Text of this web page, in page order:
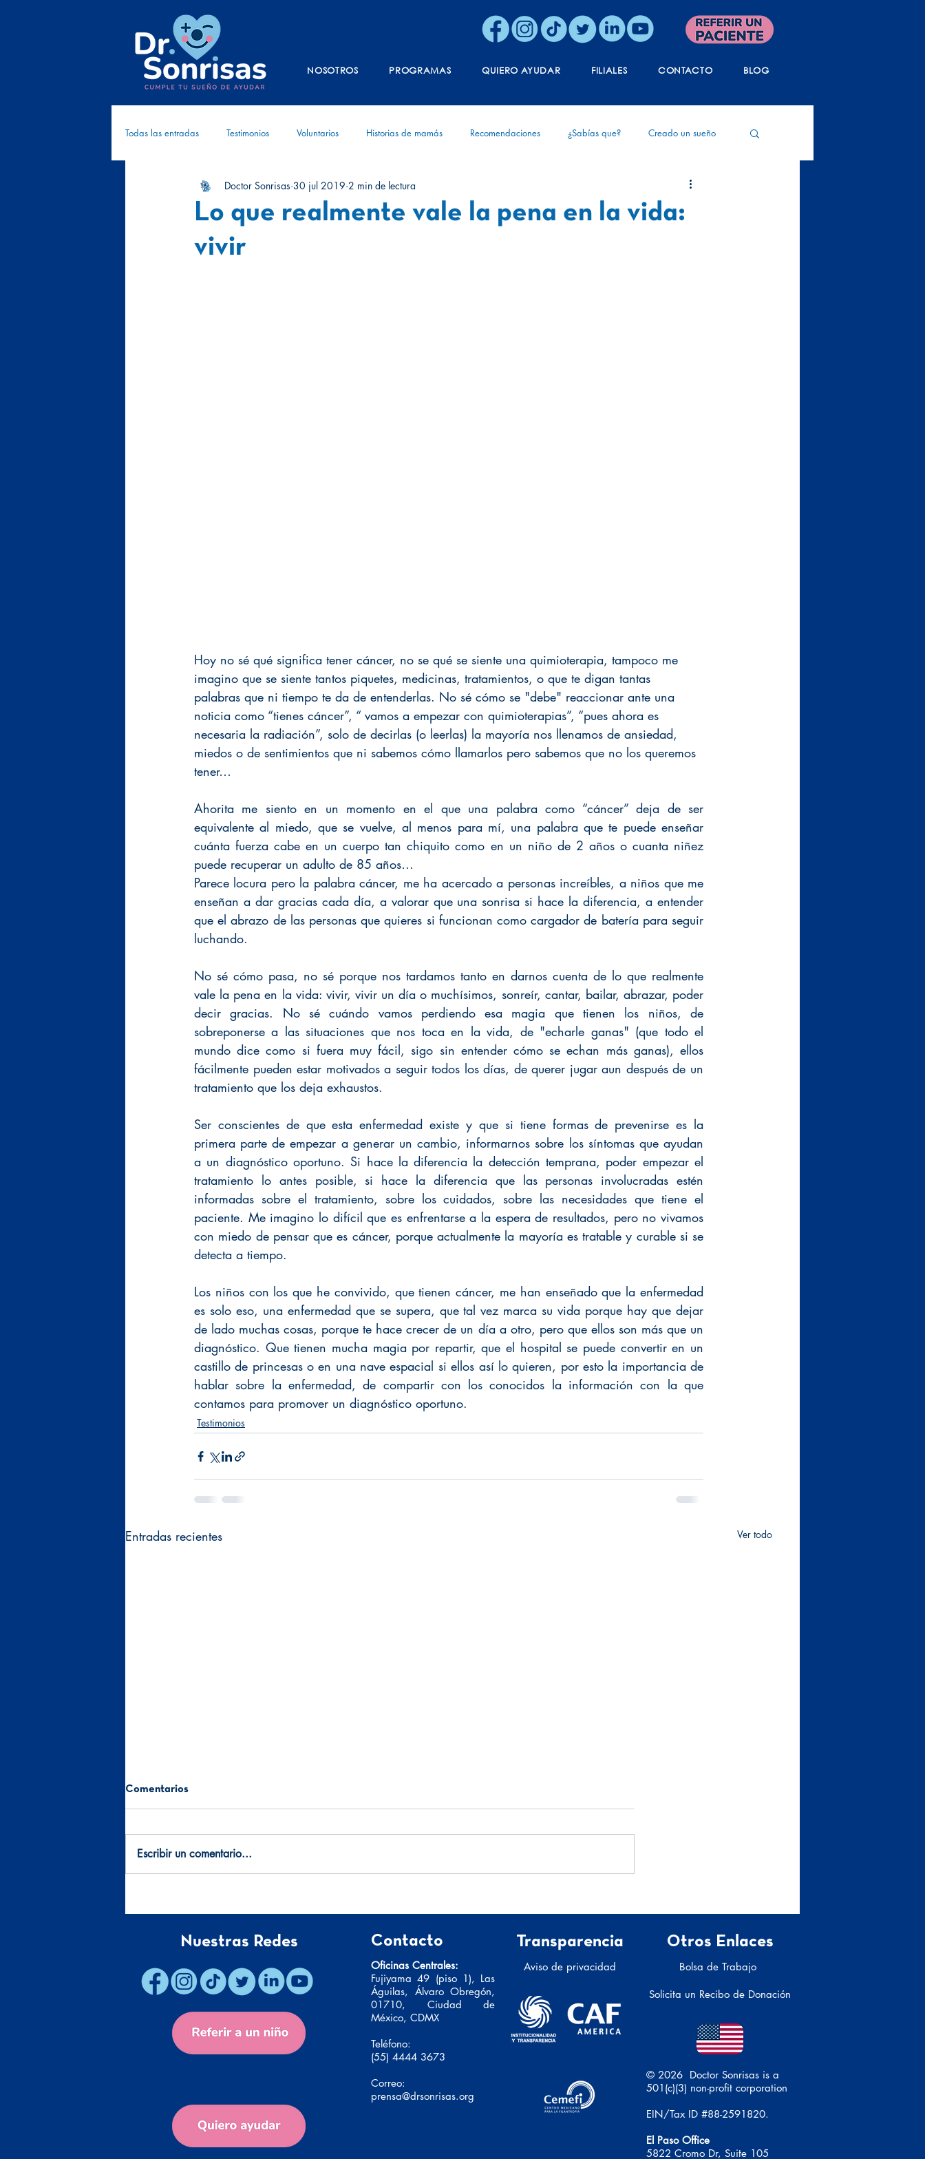
NOSOTROS PROGRAMAS QUIERO AYUDAR FILIALES CONTACTO BLOG
Todas las entradas Testimonios Voluntarios Historias de mamás Recomendaciones ¿Sabías que? Creado un sueño
Investigación Crónica Vida Aniversario Tanatología
Lo que realmente vale la pena en la vida:
vivir
Doctor Sonrisas 30 jul 2019 2 min de lectura
Hoy no sé qué significa tener cáncer, no se qué se siente una quimioterapia, tampoco me
imagino que se siente tantos piquetes, medicinas, tratamientos, o que te digan tantas
palabras que ni tiempo te da de entenderlas. No sé cómo se "debe" reaccionar ante una
noticia como “tienes cáncer”, “ vamos a empezar con quimioterapias”, “pues ahora es
necesaria la radiación”, solo de decirlas (o leerlas) la mayoría nos llenamos de ansiedad,
miedos o de sentimientos que ni sabemos cómo llamarlos pero sabemos que no los queremos
tener…
Ahorita me siento en un momento en el que una palabra como “cáncer” deja de ser
equivalente al miedo, que se vuelve, al menos para mí, una palabra que te puede enseñar
cuánta fuerza cabe en un cuerpo tan chiquito como en un niño de 2 años o cuanta niñez
puede recuperar un adulto de 85 años…
Parece locura pero la palabra cáncer, me ha acercado a personas increíbles, a niños que me
enseñan a dar gracias cada día, a valorar que una sonrisa si hace la diferencia, a entender
que el abrazo de las personas que quieres si funcionan como cargador de batería para seguir
luchando.
No sé cómo pasa, no sé porque nos tardamos tanto en darnos cuenta de lo que realmente
vale la pena en la vida: vivir, vivir un día o muchísimos, sonreír, cantar, bailar, abrazar, poder
decir gracias. No sé cuándo vamos perdiendo esa magia que tienen los niños, de
sobreponerse a las situaciones que nos toca en la vida, de "echarle ganas" (que todo el
mundo dice como si fuera muy fácil, sigo sin entender cómo se echan más ganas), ellos
fácilmente pueden estar motivados a seguir todos los días, de querer jugar aun después de un
tratamiento que los deja exhaustos.
Ser conscientes de que esta enfermedad existe y que si tiene formas de prevenirse es la
primera parte de empezar a generar un cambio, informarnos sobre los síntomas que ayudan
a un diagnóstico oportuno. Si hace la diferencia la detección temprana, poder empezar el
tratamiento lo antes posible, si hace la diferencia que las personas involucradas estén
informadas sobre el tratamiento, sobre los cuidados, sobre las necesidades que tiene el
paciente. Me imagino lo difícil que es enfrentarse a la espera de resultados, pero no vivamos
con miedo de pensar que es cáncer, porque actualmente la mayoría es tratable y curable si se
detecta a tiempo.
Los niños con los que he convivido, que tienen cáncer, me han enseñado que la enfermedad
es solo eso, una enfermedad que se supera, que tal vez marca su vida porque hay que dejar
de lado muchas cosas, porque te hace crecer de un día a otro, pero que ellos son más que un
diagnóstico. Que tienen mucha magia por repartir, que el hospital se puede convertir en un
castillo de princesas o en una nave espacial si ellos así lo quieren, por esto la importancia de
hablar sobre la enfermedad, de compartir con los conocidos la información con la que
contamos para promover un diagnóstico oportuno.
Testimonios
Entradas recientes Ver todo
Comentarios
Escribir un comentario...
Nuestras Redes Contacto
Oficinas Centrales:
Fujiyama 49 (piso 1), Las
Águilas, Álvaro Obregón,
01710, Ciudad de
México, CDMX
Teléfono:
(55) 4444 3673
Correo:
prensa@drsonrisas.org
Transparencia
Aviso de privacidad
Otros Enlaces
Bolsa de Trabajo
Solicita un Recibo de Donación
© 2026 Doctor Sonrisas is a
501(c)(3) non-profit corporation
EIN/Tax ID #88-2591820.
El Paso Office
5822 Cromo Dr, Suite 105